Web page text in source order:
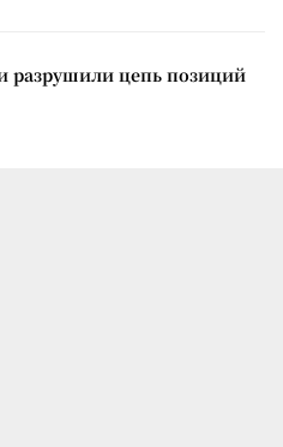
разрушили цепь позиций